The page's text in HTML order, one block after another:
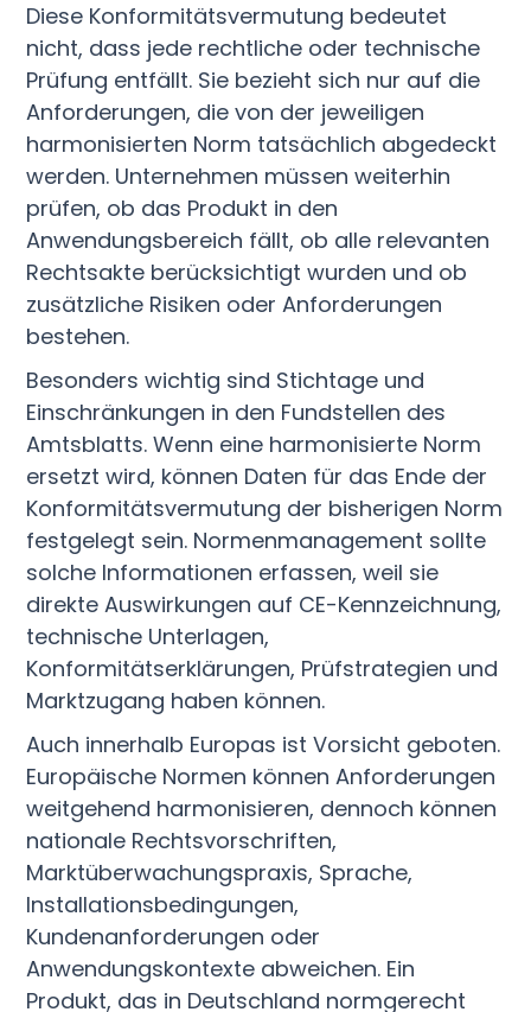
Diese Konformitätsvermutung bedeutet
nicht, dass jede rechtliche oder technische
Prüfung entfällt. Sie bezieht sich nur auf die
Anforderungen, die von der jeweiligen
harmonisierten Norm tatsächlich abgedeckt
werden. Unternehmen müssen weiterhin
prüfen, ob das Produkt in den
Anwendungsbereich fällt, ob alle relevanten
Rechtsakte berücksichtigt wurden und ob
zusätzliche Risiken oder Anforderungen
bestehen.
Besonders wichtig sind Stichtage und
Einschränkungen in den Fundstellen des
Amtsblatts. Wenn eine harmonisierte Norm
ersetzt wird, können Daten für das Ende der
Konformitätsvermutung der bisherigen Norm
festgelegt sein. Normenmanagement sollte
solche Informationen erfassen, weil sie
direkte Auswirkungen auf CE-Kennzeichnung,
technische Unterlagen,
Konformitätserklärungen, Prüfstrategien und
Marktzugang haben können.
Auch innerhalb Europas ist Vorsicht geboten.
Europäische Normen können Anforderungen
weitgehend harmonisieren, dennoch können
nationale Rechtsvorschriften,
Marktüberwachungspraxis, Sprache,
Installationsbedingungen,
Kundenanforderungen oder
Anwendungskontexte abweichen. Ein
Produkt, das in Deutschland normgerecht